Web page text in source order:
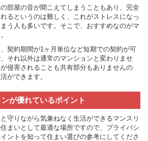
部屋の音が聞こえてしまうこともあり、完全
るというのは難しく、これがストレスになっ
う人も多いです。そこで、おすすめなのがマ
契約期間が1ヶ月単位など短期での契約が可
それ以外は通常のマンションと変わりませ
侵害されることも共有部分もありませんの
ができます。
が優れているポイント
守りながら気兼ねなく生活ができるマンスリ
まいとして最適な場所ですので、プライバシ
ントを知って住まい選びの参考にしてくださ